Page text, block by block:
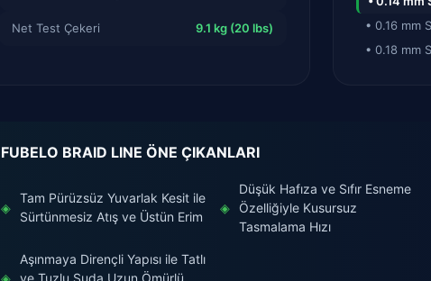
Net Test Çekeri 9.1 kg (20 lbs)
• 0.16 mm
• 0.18 mm
FUBELO BRAID LINE ÖNE ÇIKANLARI
◈
Tam Pürüzsüz Yuvarlak Kesit ile
Sürtünmesiz Atış ve Üstün Erim
◈
Düşük Hafıza ve Sıfır Esneme
Özelliğiyle Kusursuz
Tasmalama Hızı
◈
Aşınmaya Dirençli Yapısı ile Tatlı
ve Tuzlu Suda Uzun Ömürlü